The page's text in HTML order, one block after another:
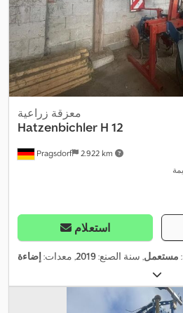
Pragsdorf 2.922 km
معزقة زراعية
Hatzenbichler H 12
استعلام
مستعمل, سنة الصنع:2019, معدات: إضاءة